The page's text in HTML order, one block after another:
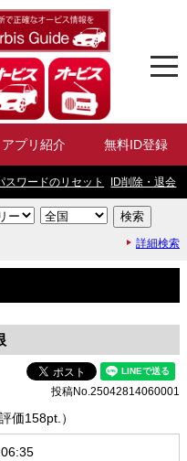
アプリ紹介 無料ID登録
スワードのリセット ID削除・退会
詳細検索
投稿No.25042814060001
価158pt.）